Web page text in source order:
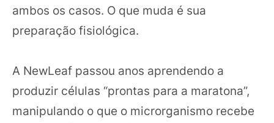
ambos os casos. O que muda é sua
preparação fisiológica.
A NewLeaf passou anos aprendendo a
produzir células “prontas para a maratona”,
manipulando o que o microrganismo recebe